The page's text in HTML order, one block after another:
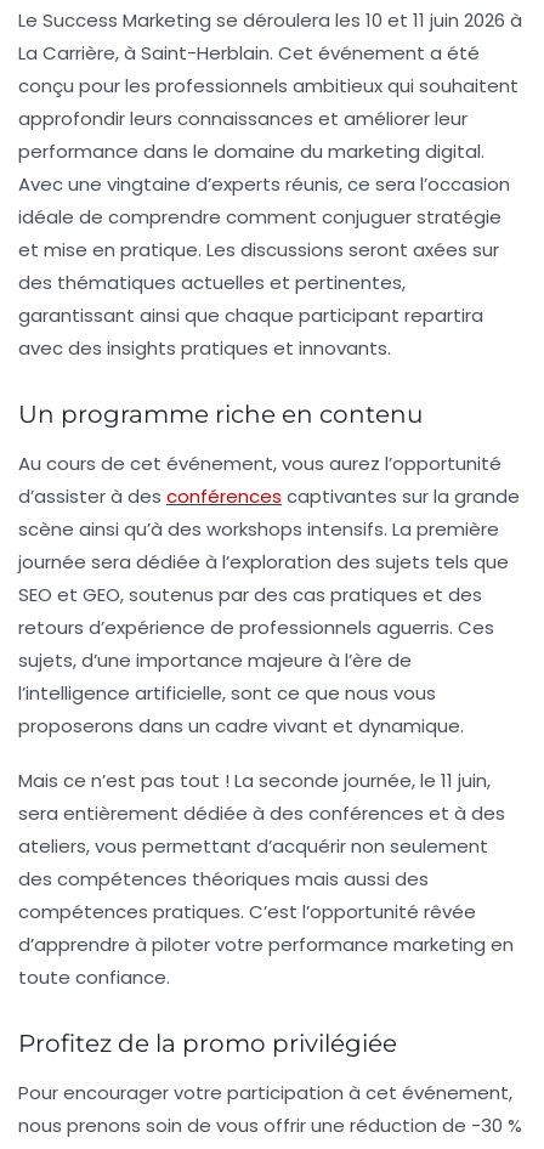
Le Success Marketing se déroulera les 10 et 11 juin 2026 à
La Carrière, à Saint-Herblain. Cet événement a été
conçu pour les professionnels ambitieux qui souhaitent
approfondir leurs connaissances et améliorer leur
performance dans le domaine du marketing digital.
Avec une vingtaine d’experts réunis, ce sera l’occasion
idéale de comprendre comment conjuguer stratégie
et mise en pratique. Les discussions seront axées sur
des thématiques actuelles et pertinentes,
garantissant ainsi que chaque participant repartira
avec des insights pratiques et innovants.
Un programme riche en contenu
Au cours de cet événement, vous aurez l’opportunité
d’assister à des conférences captivantes sur la grande
scène ainsi qu’à des workshops intensifs. La première
journée sera dédiée à l’exploration des sujets tels que
SEO et GEO, soutenus par des cas pratiques et des
retours d’expérience de professionnels aguerris. Ces
sujets, d’une importance majeure à l’ère de
l’intelligence artificielle, sont ce que nous vous
proposerons dans un cadre vivant et dynamique.
Mais ce n’est pas tout ! La seconde journée, le 11 juin,
sera entièrement dédiée à des conférences et à des
ateliers, vous permettant d’acquérir non seulement
des compétences théoriques mais aussi des
compétences pratiques. C’est l’opportunité rêvée
d’apprendre à piloter votre performance marketing en
toute confiance.
Profitez de la promo privilégiée
Pour encourager votre participation à cet événement,
nous prenons soin de vous offrir une réduction de -30 %